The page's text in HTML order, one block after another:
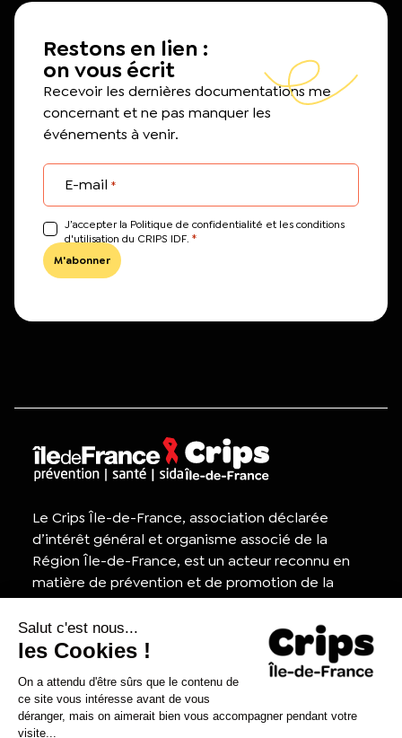
Restons en lien :
on vous écrit
Recevoir les dernières documentations me
concernant et ne pas manquer les
événements à venir.
E-mail *
J’accepter la Politique de confidentialité et les conditions
d'utilisation du CRIPS IDF. *
Le Crips Île-de-France, association déclarée
d’intérêt général et organisme associé de la
Région Île-de-France, est un acteur reconnu en
matière de prévention et de promotion de la
santé, ainsi que dans la lutte contre le VIH/sida.
Appel d'offres Contactez-nous
Presse Nous rejoindre